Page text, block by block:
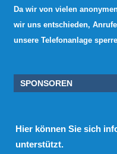
Da wir von vielen
wir uns entschieden,
unsere Telefonanlage
SPONSOREN
Hier können Sie sich
unterstützt.